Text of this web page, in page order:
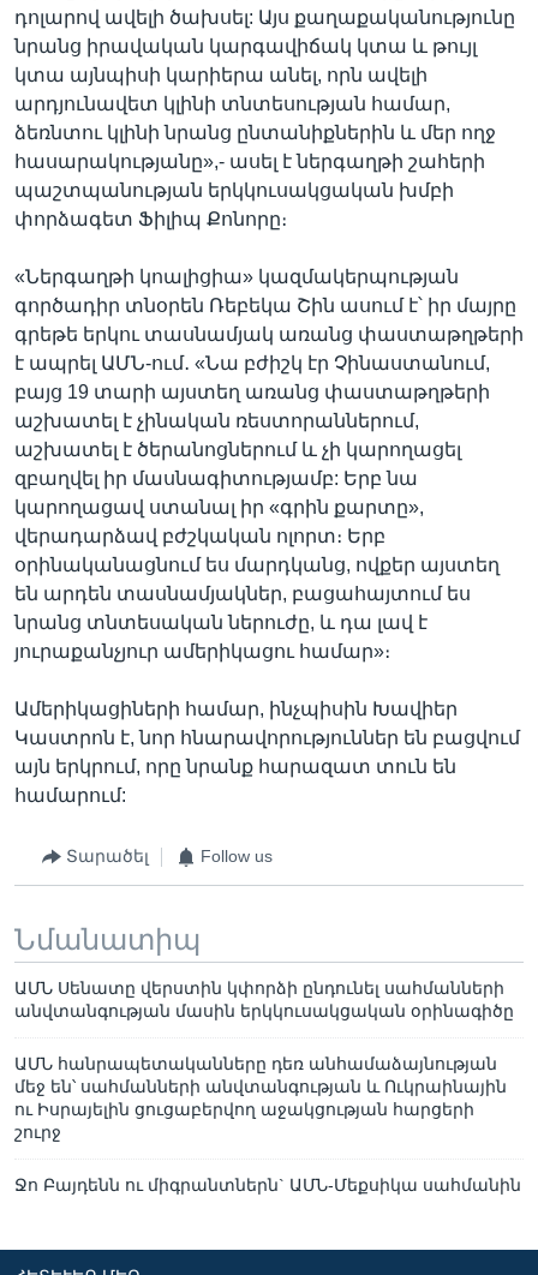
դոլարով ավելի ծախսել: Այս քաղաքականությունը
նրանց իրավական կարգավիճակ կտա և թույլ
կտա այնպիսի կարիերա անել, որն ավելի
արդյունավետ կլինի տնտեսության համար,
ձեռնտու կլինի նրանց ընտանիքներին և մեր ողջ
հասարակությանը»,- ասել է ներգաղթի շահերի
պաշտպանության երկկուսակցական խմբի
փորձագետ Ֆիլիպ Քոնորը։
«Ներգաղթի կոալիցիա» կազմակերպության
գործադիր տնօրեն Ռեբեկա Շին ասում է՝ իր մայրը
գրեթե երկու տասնամյակ առանց փաստաթղթերի
է ապրել ԱՄՆ-ում․ «Նա բժիշկ էր Չինաստանում,
բայց 19 տարի այստեղ առանց փաստաթղթերի
աշխատել է չինական ռեստորաններում,
աշխատել է ծերանոցներում և չի կարողացել
զբաղվել իր մասնագիտությամբ: Երբ նա
կարողացավ ստանալ իր «գրին քարտը»,
վերադարձավ բժշկական ոլորտ։ Երբ
օրինականացնում ես մարդկանց, ովքեր այստեղ
են արդեն տասնամյակներ, բացահայտում ես
նրանց տնտեսական ներուժը, և դա լավ է
յուրաքանչյուր ամերիկացու համար»։
Ամերիկացիների համար, ինչպիսին Խավիեր
Կաստրոն է, նոր հնարավորություններ են բացվում
այն երկրում, որը նրանք հարազատ տուն են
համարում:
Տարածել Follow us
Նմանատիպ
ԱՄՆ Սենատը վերստին կփորձի ընդունել սահմանների
անվտանգության մասին երկկուսակցական օրինագիծը
ԱՄՆ հանրապետականները դեռ անհամաձայնության
մեջ են՝ սահմանների անվտանգության և Ուկրաինային
ու Իսրայելին ցուցաբերվող աջակցության հարցերի
շուրջ
Ջո Բայդենն ու միգրանտներն` ԱՄՆ-Մեքսիկա սահմանին